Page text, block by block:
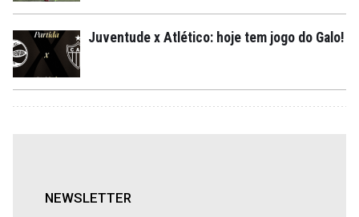
Juventude x Atlético: hoje tem jogo do Galo!
NEWSLETTER